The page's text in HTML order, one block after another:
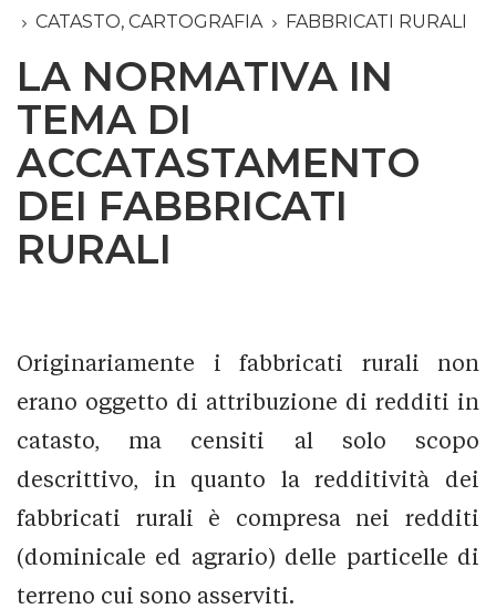
CATASTO, CARTOGRAFIA
FABBRICATI RURALI
LA NORMATIVA IN
TEMA DI
ACCATASTAMENTO
DEI FABBRICATI
RURALI
Originariamente i fabbricati rurali non
erano oggetto di attribuzione di redditi in
catasto, ma censiti al solo scopo
descrittivo, in quanto la redditività dei
fabbricati rurali è compresa nei redditi
(dominicale ed agrario) delle particelle di
terreno cui sono asserviti.